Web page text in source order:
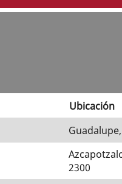
Ubicación
2300